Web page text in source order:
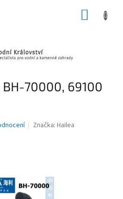
70000, 69100
Značka: Hailea